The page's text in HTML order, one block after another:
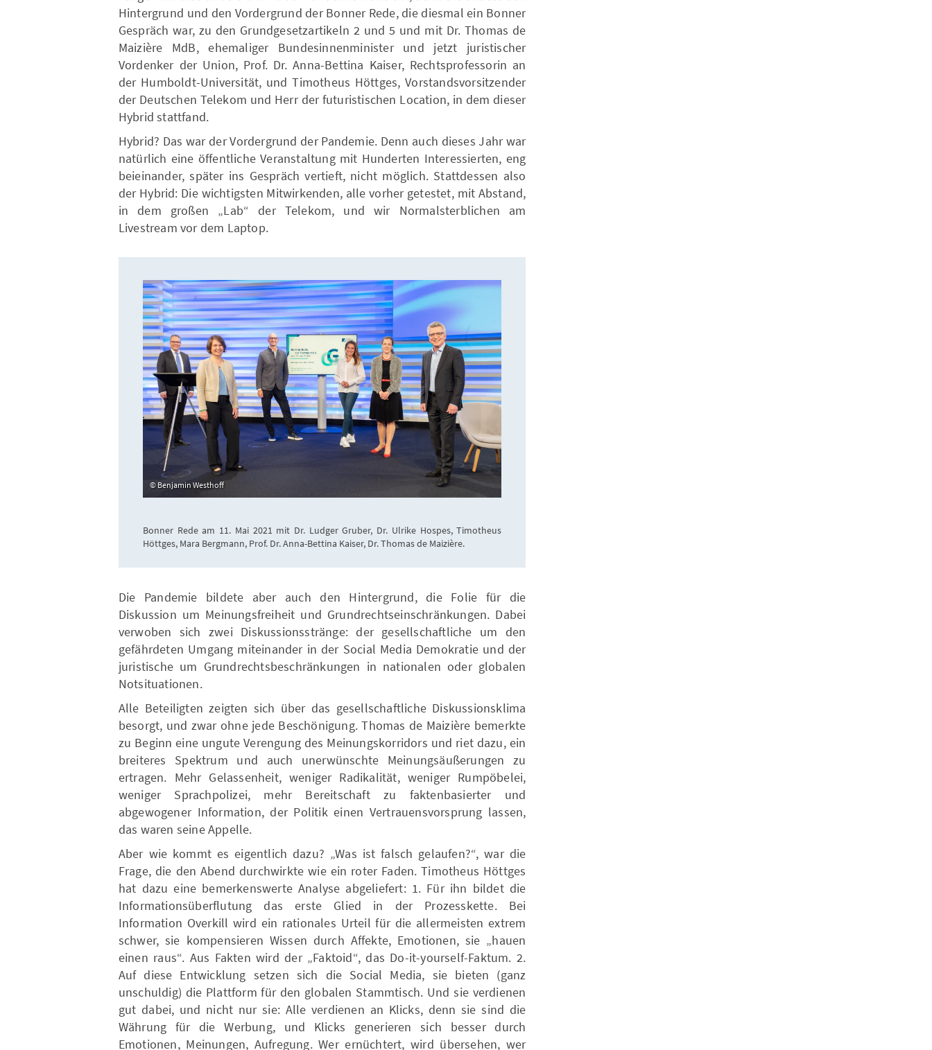
Hintergrund und den Vordergrund der Bonner Rede, die diesmal ein Bonner
Gespräch war, zu den Grundgesetzartikeln 2 und 5 und mit Dr. Thomas de
Maizière MdB, ehemaliger Bundesinnenminister und jetzt juristischer
Vordenker der Union, Prof. Dr. Anna-Bettina Kaiser, Rechtsprofessorin an
der Humboldt-Universität, und Timotheus Höttges, Vorstandsvorsitzender
der Deutschen Telekom und Herr der futuristischen Location, in dem dieser
Hybrid stattfand.
Hybrid? Das war der Vordergrund der Pandemie. Denn auch dieses Jahr war
natürlich eine öffentliche Veranstaltung mit Hunderten Interessierten, eng
beieinander, später ins Gespräch vertieft, nicht möglich. Stattdessen also
der Hybrid: Die wichtigsten Mitwirkenden, alle vorher getestet, mit Abstand,
in dem großen „Lab“ der Telekom, und wir Normalsterblichen am
Livestream vor dem Laptop.
Benjamin Westhoff
Bonner Rede am 11. Mai 2021 mit Dr. Ludger Gruber, Dr. Ulrike Hospes, Timotheus
Höttges, Mara Bergmann, Prof. Dr. Anna-Bettina Kaiser, Dr. Thomas de Maizière.
Die Pandemie bildete aber auch den Hintergrund, die Folie für die
Diskussion um Meinungsfreiheit und Grundrechtseinschränkungen. Dabei
verwoben sich zwei Diskussionsstränge: der gesellschaftliche um den
gefährdeten Umgang miteinander in der Social Media Demokratie und der
juristische um Grundrechtsbeschränkungen in nationalen oder globalen
Notsituationen.
Alle Beteiligten zeigten sich über das gesellschaftliche Diskussionsklima
besorgt, und zwar ohne jede Beschönigung. Thomas de Maizière bemerkte
zu Beginn eine ungute Verengung des Meinungskorridors und riet dazu, ein
breiteres Spektrum und auch unerwünschte Meinungsäußerungen zu
ertragen. Mehr Gelassenheit, weniger Radikalität, weniger Rumpöbelei,
weniger Sprachpolizei, mehr Bereitschaft zu faktenbasierter und
abgewogener Information, der Politik einen Vertrauensvorsprung lassen,
das waren seine Appelle.
Aber wie kommt es eigentlich dazu? „Was ist falsch gelaufen?“, war die
Frage, die den Abend durchwirkte wie ein roter Faden. Timotheus Höttges
hat dazu eine bemerkenswerte Analyse abgeliefert: 1. Für ihn bildet die
Informationsüberflutung das erste Glied in der Prozesskette. Bei
Information Overkill wird ein rationales Urteil für die allermeisten extrem
schwer, sie kompensieren Wissen durch Affekte, Emotionen, sie „hauen
einen raus“. Aus Fakten wird der „Faktoid“, das Do-it-yourself-Faktum. 2.
Auf diese Entwicklung setzen sich die Social Media, sie bieten (ganz
unschuldig) die Plattform für den globalen Stammtisch. Und sie verdienen
gut dabei, und nicht nur sie: Alle verdienen an Klicks, denn sie sind die
Währung für die Werbung, und Klicks generieren sich besser durch
Emotionen, Meinungen, Aufregung. Wer ernüchtert, wird übersehen, wer